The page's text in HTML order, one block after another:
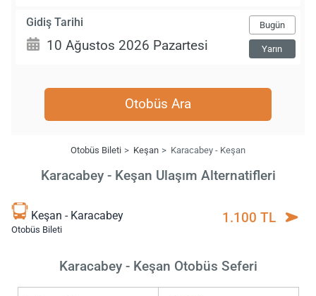
Gidiş Tarihi Bugün
Yarın
Otobüs Ara
Otobüs Bileti Keşan Karacabey - Keşan
Karacabey - Keşan Ulaşım Alternatifleri
Keşan - Karacabey
Otobüs Bileti
1.100 TL
Karacabey - Keşan Otobüs Seferi